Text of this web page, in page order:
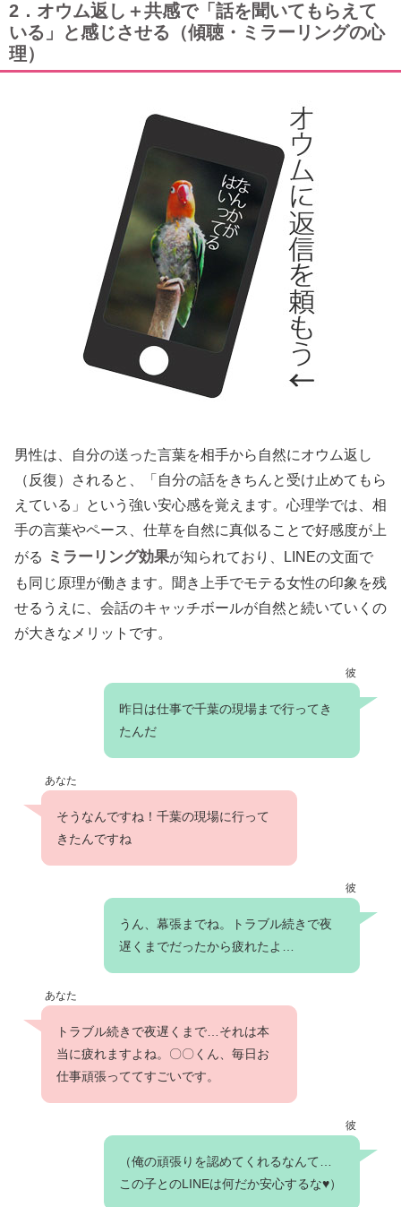
2．オウム返し＋共感で「話を聞いてもらえて
いる」と感じさせる（傾聴・ミラーリングの心
理）
男性は、自分の送った言葉を相手から自然にオウム返し
（反復）されると、「自分の話をきちんと受け止めてもら
えている」という強い安心感を覚えます。心理学では、相
手の言葉やペース、仕草を自然に真似ることで好感度が上
がる
ミラーリング効果が知られており、LINEの文面で
も同じ原理が働きます。聞き上手でモテる女性の印象を残
せるうえに、会話のキャッチボールが自然と続いていくの
が大きなメリットです。
彼
昨日は仕事で千葉の現場まで行ってき
たんだ
あなた
そうなんですね！千葉の現場に行って
きたんですね
彼
うん、幕張までね。トラブル続きで夜
遅くまでだったから疲れたよ…
あなた
トラブル続きで夜遅くまで…それは本
当に疲れますよね。〇〇くん、毎日お
仕事頑張っててすごいです。
彼
（俺の頑張りを認めてくれるなんて…
この子とのLINEは何だか安心するな♥）